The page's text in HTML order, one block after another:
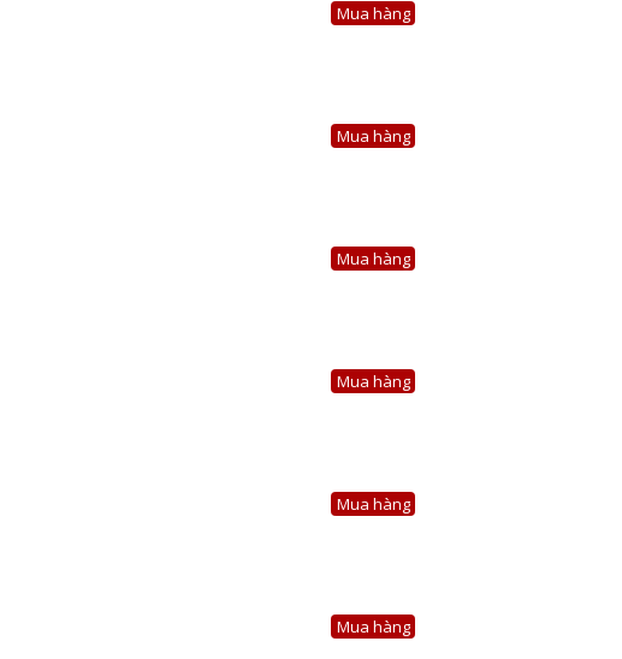
Mua hàng
Mua hàng
Mua hàng
Mua hàng
Mua hàng
Mua hàng